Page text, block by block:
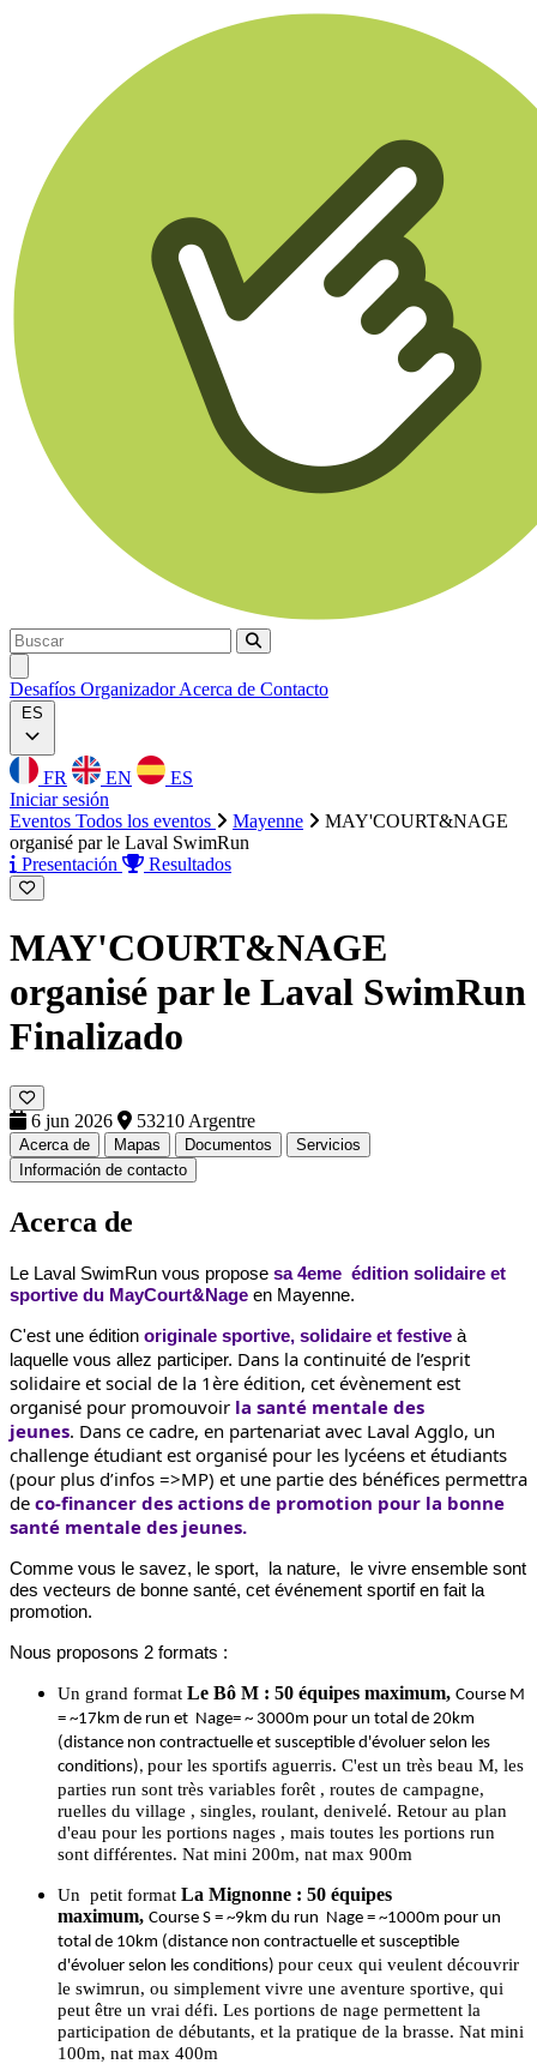
Buscar
Buscar
Desafíos OrganizadorAcerca de Contacto
ES
FR EN
ES
Iniciar sesión
Eventos Todos los eventos Mayenne
MAY'COURT&NAGE
organisé par le Laval SwimRun
Presentación
Resultados
MAY'COURT&NAGE
organisé par le Laval SwimRun
Finalizado
6 jun 2026 53210 Argentre
Acerca de Mapas Documentos
Servicios
Información de contacto
Acerca de
Le Laval SwimRun vous propose sa 4eme édition solidaire et
sportive du MayCourt&Nage en Mayenne.
C'est une édition originale sportive, solidaire et festive à
laquelle vous allez participer. Dans la continuité de l’esprit
solidaire et social de la 1ère édition, cet évènement est
organisé pour promouvoir la santé mentale des
jeunes. Dans ce cadre, en partenariat avec Laval Agglo, un
challenge étudiant est organisé pour les lycéens et étudiants
(pour plus d’infos =>MP) et une partie des bénéfices permettra
de co-financer des actions de promotion pour la bonne
santé mentale des jeunes.
Comme vous le savez, le sport, la nature, le vivre ensemble sont
des vecteurs de bonne santé, cet événement sportif en fait la
promotion.
Nous proposons 2 formats :
Un grand format Le Bô M : 50 équipes maximum, Course M
= ~17km de run et Nage= ~ 3000m pour un total de 20km
(distance non contractuelle et susceptible d'évoluer selon les
conditions), pour les sportifs aguerris. C'est un très beau M, les
parties run sont très variables forêt , routes de campagne,
ruelles du village , singles, roulant, denivelé. Retour au plan
d'eau pour les portions nages , mais toutes les portions run
sont différentes. Nat mini 200m, nat max 900m
Un petit format La Mignonne : 50 équipes
maximum, Course S = ~9km du run Nage = ~1000m pour un
total de 10km (distance non contractuelle et susceptible
d'évoluer selon les conditions) pour ceux qui veulent découvrir
le swimrun, ou simplement vivre une aventure sportive, qui
peut être un vrai défi. Les portions de nage permettent la
participation de débutants, et la pratique de la brasse. Nat mini
100m, nat max 400m